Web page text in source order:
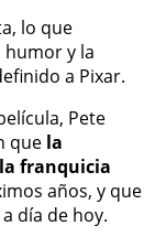
lo que
humor y la
a Pixar.
Pete
que la
franquicia
años, y que
día de hoy.